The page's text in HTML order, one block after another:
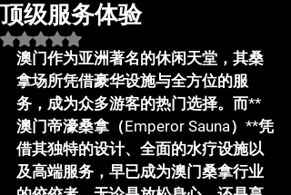
顶级服务体验
評等為 NaN（最高為 5 顆星）。
澳门作为亚洲著名的休闲天堂，其桑
拿场所凭借豪华设施与全方位的服
务，成为众多游客的热门选择。而**
澳门帝濠桑拿（Emperor Sauna）**凭
借其独特的设计、全面的水疗设施以
及高端服务，早已成为澳门桑拿行业